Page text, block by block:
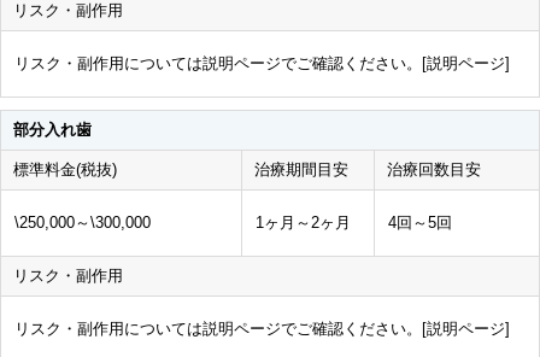
リスク・副作用
リスク・副作用については説明ページでご確認ください。[説明ページ]
部分入れ歯
標準料金(税抜) 治療期間目安 治療回数目安
\250,000～\300,000 1ヶ月～2ヶ月 4回～5回
リスク・副作用
リスク・副作用については説明ページでご確認ください。[説明ページ]